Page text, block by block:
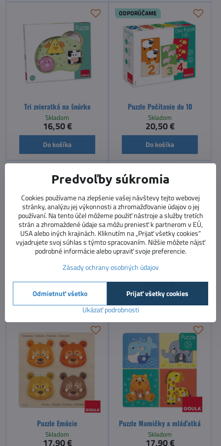
Tri zvieratká na šnúrke
Skladom
16,50 €
Do košíka
ODPORÚČAME
Puzzle Počítanie do 10
Skladom
20,50 €
Do košíka
Puzzle Mačiatko
13,90 €
Do košíka
Puzzle Sliepočka a kuriatko
13,90 €
Puzzle Emócie
Skladom
17,90 €
Puzzle Mamičky a mláďatká
Skladom
17,90 €
Predvoľby súkromia
Cookies používame na zlepšenie vašej návštevy tejto webovej
stránky, analýzu jej výkonnosti a zhromažďovanie údajov o jej
používaní. Na tento účel môžeme použiť nástroje a služby tretích
strán a zhromaždené údaje sa môžu preniesť k partnerom v EÚ,
USA alebo iných krajinách. Kliknutím na „Prijať všetky cookies“
vyjadrujete svoj súhlas s týmto spracovaním. Nižšie môžete nájsť
podrobné informácie alebo upraviť svoje preferencie.
Zásady ochrany osobných údajov
Ukázať podrobnosti
Prijať všetky cookies
Odmietnuť všetko